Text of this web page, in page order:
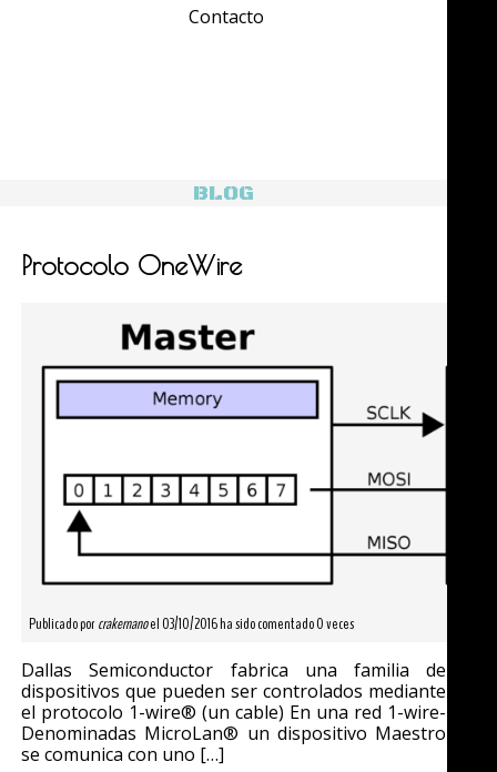
Contacto
BLOG
Protocolo OneWire
Publicado porcrakernanoel 03/10/2016 ha sido comentado 0 veces
Dallas Semiconductor fabrica una familia de
dispositivos que pueden ser controlados mediante
el protocolo 1-wire® (un cable) En una red 1-wire-
Denominadas MicroLan® un dispositivo Maestro
se comunica con uno […]